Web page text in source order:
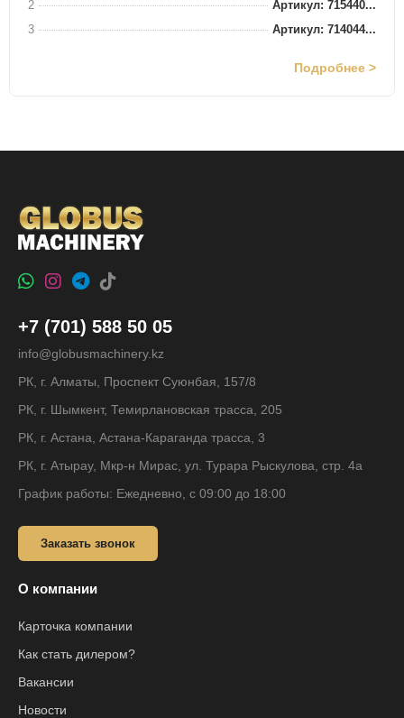
2
Артикул: 715440...
3
Артикул: 714044...
Подробнее >
+7 (701) 588 50 05
info@globusmachinery.kz
РК, г. Алматы, Проспект Суюнбая, 157/8
РК, г. Шымкент, Темирлановская трасса, 205
РК, г. Астана, Астана-Караганда трасса, 3
РК, г. Атырау, Мкр-н Мирас, ул. Турара Рыскулова, стр. 4а
График работы: Ежедневно, с 09:00 до 18:00
Заказать звонок
О компании
Карточка компании
Как стать дилером?
Вакансии
Новости